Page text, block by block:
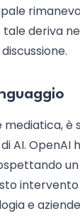
deriva
AI.
e